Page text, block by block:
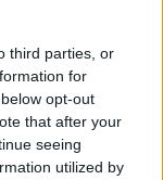
third parties, or
for
opt-out
that after your
seeing
utilized by
ελληνική
οι νέες